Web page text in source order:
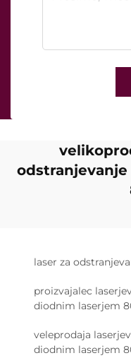
laser za
proizvajalec
diodnim laserjem
veleprodaja
diodnim laserjem